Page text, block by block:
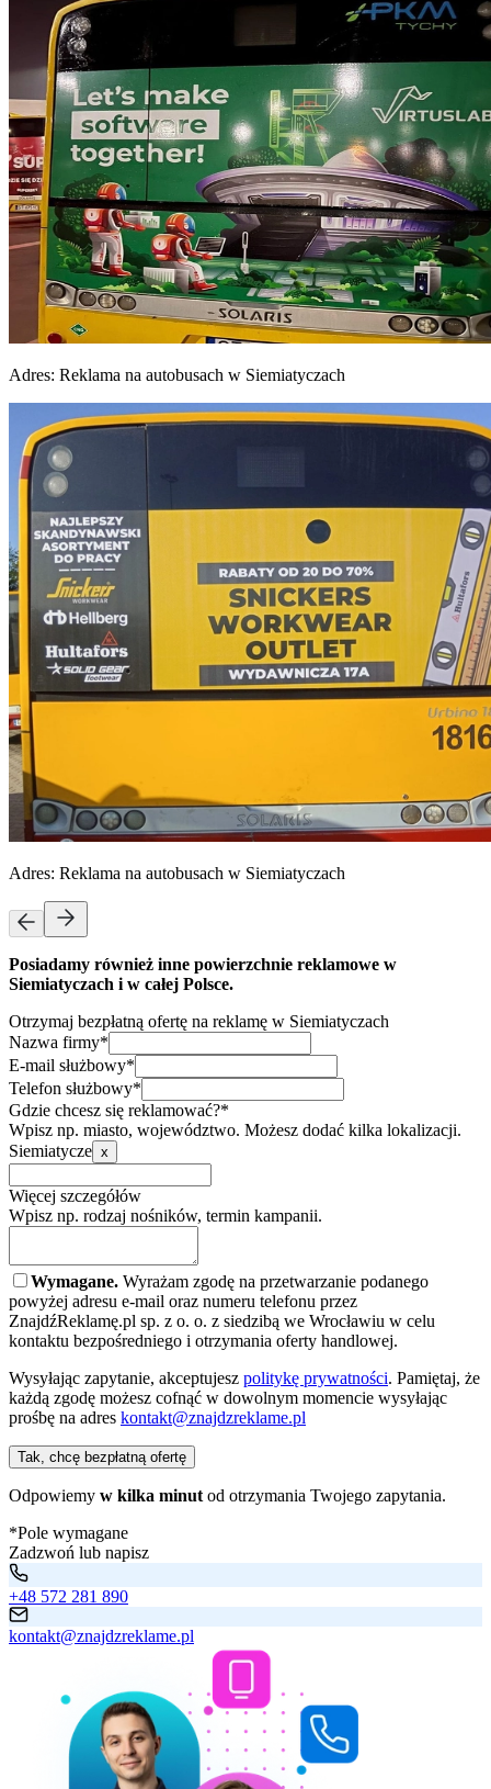
Adres: Reklama na autobusach w Siemiatyczach
Adres: Reklama na autobusach w Siemiatyczach
Posiadamy również inne powierzchnie reklamowe w
Siemiatyczach i w całej Polsce.
Otrzymaj bezpłatną ofertę na reklamę w Siemiatyczach
Nazwa firmy*
E-mail służbowy*
Telefon służbowy*
Gdzie chcesz się reklamować?*
Wpisz np. miasto, województwo. Możesz dodać kilka lokalizacji.
Siemiatycze x
Więcej szczegółów
Wpisz np. rodzaj nośników, termin kampanii.
Wymagane. Wyrażam zgodę na przetwarzanie podanego
powyżej adresu e-mail oraz numeru telefonu przez
ZnajdźReklamę.pl sp. z o. o. z siedzibą we Wrocławiu w celu
kontaktu bezpośredniego i otrzymania oferty handlowej.
Wysyłając zapytanie, akceptujesz politykę prywatności. Pamiętaj, że
każdą zgodę możesz cofnąć w dowolnym momencie wysyłając
prośbę na adres kontakt@znajdzreklame.pl
Tak, chcę bezpłatną ofertę
Odpowiemy w kilka minut od otrzymania Twojego zapytania.
*Pole wymagane
Zadzwoń lub napisz
+48 572 281 890
kontakt@znajdzreklame.pl